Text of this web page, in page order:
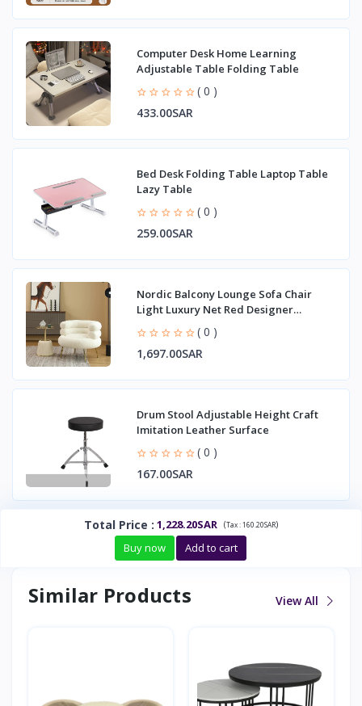
Computer Desk Home Learning
Adjustable Table Folding Table
( 0 )
433.00SAR
Bed Desk Folding Table Laptop Table
Lazy Table
( 0 )
259.00SAR
Nordic Balcony Lounge Sofa Chair
Light Luxury Net Red Designer
( 0 )
1,697.00SAR
Drum Stool Adjustable Height Craft
Imitation Leather Surface
( 0 )
167.00SAR
Total Price : 1,228.20SAR (Tax :160.20SAR)
Buy now Add to cart
Similar Products View All